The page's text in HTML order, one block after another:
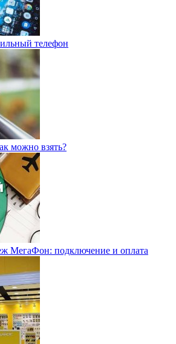
телефон
можно взять?
МегаФон: подключение и оплата